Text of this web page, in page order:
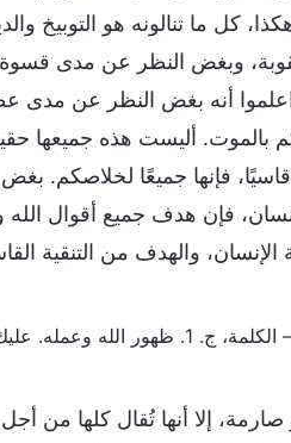
كل ما تنالونه هو التوبيخ
وبغض النظر عن مدى قسوة
أنه بغض النظر عن مدى
بالموت. أليست هذه جميعها
قاسيًا، فإنها جميعًا لخلاصكم.
فإن هدف جميع أقوال
الإنسان، والهدف من التنقية
– الكلمة، ج. 1. ظهور الله وعمله. عليك أن تتخلَّى عن بركات المكانة وتفهم مشيئة الله لجلب الخلاص للإنسان
صارمة، إلا أنها تُقال كلها من